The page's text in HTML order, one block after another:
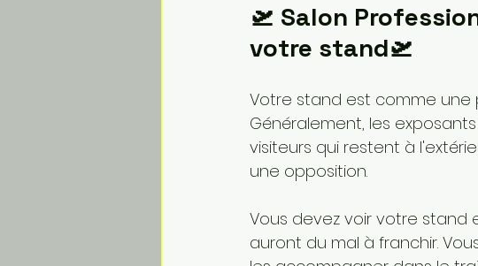
🛫 Salon
votre stand🛫
Votre stand est comme une
Généralement, les
visiteurs qui restent à
une opposition.
Vous devez voir votre stand
auront du mal à franchir.